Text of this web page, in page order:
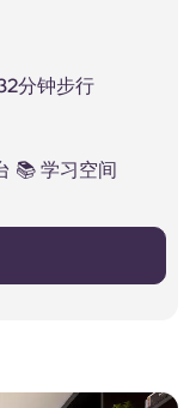
分钟步行
📚 学习空间